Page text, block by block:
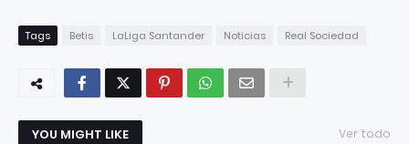
Tags Betis LaLiga Santander Noticias Real Sociedad
YOU MIGHT LIKE Ver todo